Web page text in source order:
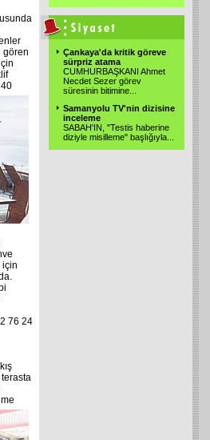
gören
için
76 24
Çankaya'da kritik göreve
sürpriz atama
CUMHURBAŞKANI Ahmet
Necdet Sezer görev
süresinin bitimine
Samanyolu TV'nin dizisine
inceleme
SABAH'IN, "Testis haberine
diziyle misilleme" başlığıyla